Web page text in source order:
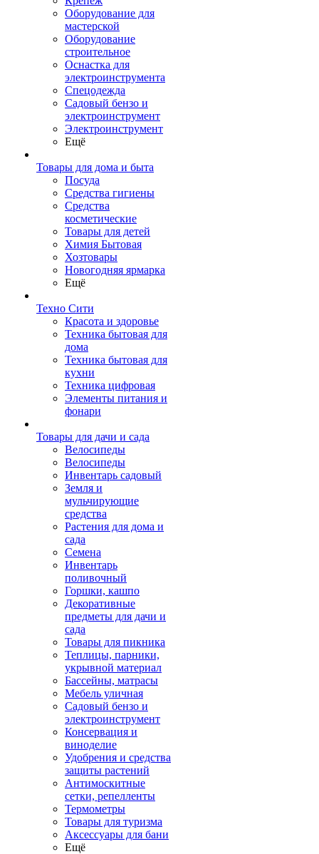
Оборудование для
мастерской
Оборудование
строительное
Оснастка для
электроинструмента
Спецодежда
Садовый бензо и
электроинструмент
Электроинструмент
Ещё
Товары для дома и быта
Посуда
Средства гигиены
Средства
косметические
Товары для детей
Химия Бытовая
Хозтовары
Новогодняя ярмарка
Ещё
Техно Сити
Красота и здоровье
Техника бытовая для
дома
Техника бытовая для
кухни
Техника цифровая
Элементы питания и
фонари
Товары для дачи и сада
Велосипеды
Велосипеды
Инвентарь садовый
Земля и
мульчирующие
средства
Растения для дома и
сада
Семена
Инвентарь
поливочный
Горшки, кашпо
Декоративные
предметы для дачи и
сада
Товары для пикника
Теплицы, парники,
укрывной материал
Бассейны, матрасы
Мебель уличная
Садовый бензо и
электроинструмент
Консервация и
виноделие
Удобрения и средства
защиты растений
Антимоскитные
сетки, репелленты
Термометры
Товары для туризма
Аксессуары для бани
Ещё